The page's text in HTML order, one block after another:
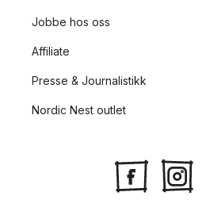
Jobbe hos oss
Affiliate
Presse & Journalistikk
Nordic Nest outlet